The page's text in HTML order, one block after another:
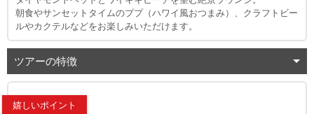
朝食やサンセットタイムのププ（ハワイ風おつまみ）、クラフトビー
ルやカクテルなどをお楽しみいただけます。
ツアーの特徴
嬉しいポイント